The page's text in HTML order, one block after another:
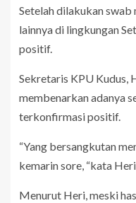
Setelah dilakukan swab
lainnya di lingkungan
positif.
Sekretaris KPU Kudus,
membenarkan adanya
terkonfirmasi positif.
“Yang bersangkutan
kemarin sore, “kata
Menurut Heri, meski